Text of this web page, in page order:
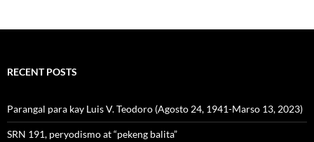
RECENT POSTS
Parangal para kay Luis V. Teodoro (Agosto 24, 1941-Marso 13, 2023)
SRN 191, peryodismo at “pekeng balita”